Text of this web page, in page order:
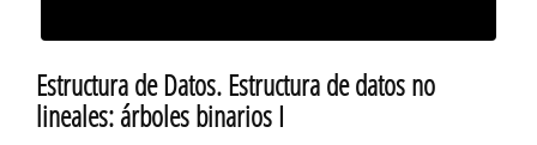
Estructura de Datos. Estructura de datos no
lineales: árboles binarios I